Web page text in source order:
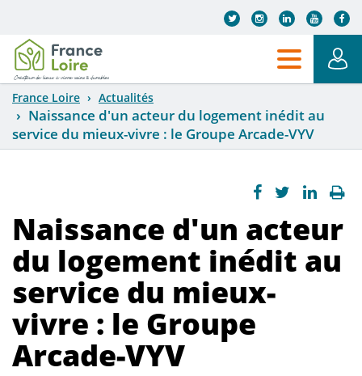
France Loire Actualités
Naissance d'un acteur du logement inédit au
service du mieux-vivre : le Groupe Arcade-VYV
Naissance d'un acteur
du logement inédit au
service du mieux-
vivre : le Groupe
Arcade-VYV